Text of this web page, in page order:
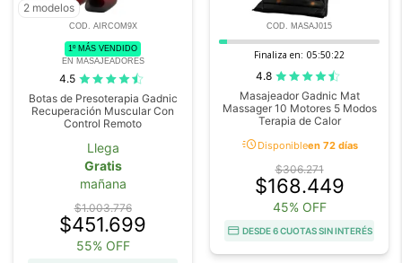
2 modelos
COD. AIRCOM9X
1º MÁS VENDIDO
EN MASAJEADORES
4.5
Botas de Presoterapia Gadnic
Recuperación Muscular Con
Control Remoto
Llega
Gratis
mañana
$1.003.776
$451.699
55% OFF
COD. MASAJ015
Finaliza en: 05:50:20
4.8
Masajeador Gadnic Mat
Massager 10 Motores 5 Modos
Terapia de Calor
acuteDisponibleen 72 días
$306.271
$168.449
45% OFF
DESDE 6 CUOTAS SIN INTERÉS